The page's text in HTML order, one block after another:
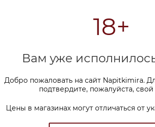
18+
Вам уже исполнилось
Добро пожаловать на сайт Napitkimira.
подтвердите, пожалуйста, свой
Цены в магазинах могут отличаться от
простых рецептов из того, что
уже есть в баре